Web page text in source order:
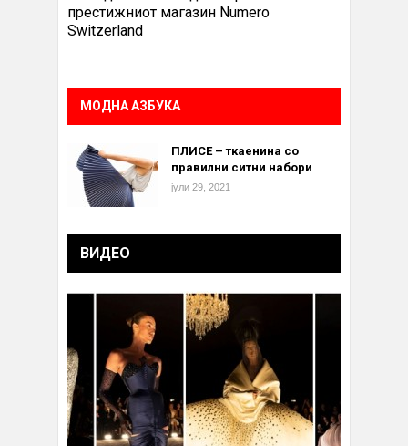
престижниот магазин Numero
Switzerland
МОДНА АЗБУКА
ПЛИСЕ – ткаенина со
правилни ситни набори
јули 29, 2021
ВИДЕО